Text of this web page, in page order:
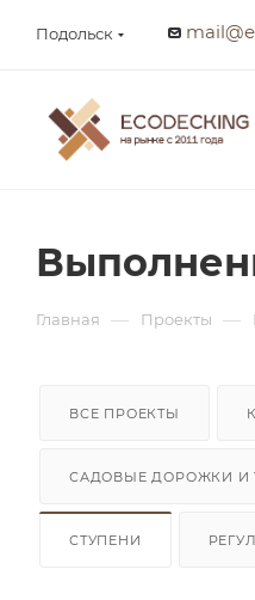
Подольск
Главная — Проекты —
ВСЕ ПРОЕКТЫ
САДОВЫЕ ДОРОЖКИ И
СТУПЕНИ